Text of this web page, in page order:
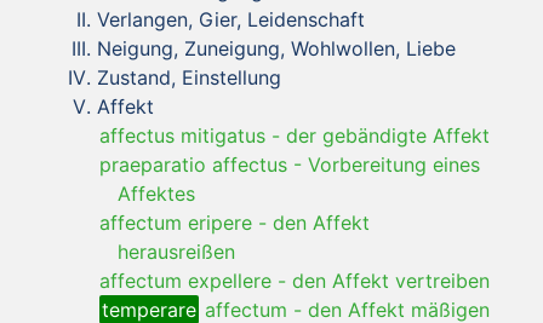
Verlangen, Gier, Leidenschaft
Neigung, Zuneigung, Wohlwollen, Liebe
Zustand, Einstellung
Affekt
affectus mitigatus - der gebändigte Affekt
praeparatio affectus - Vorbereitung eines
Affektes
affectum eripere - den Affekt
herausreißen
affectum expellere - den Affekt vertreiben
temperare affectum - den Affekt mäßigen